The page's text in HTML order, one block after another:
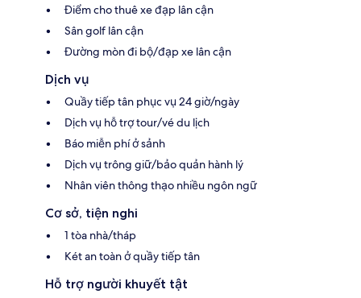
Điểm cho thuê xe đạp lân cận
Sân golf lân cận
Đường mòn đi bộ/đạp xe lân cận
Dịch vụ
Quầy tiếp tân phục vụ 24 giờ/ngày
Dịch vụ hỗ trợ tour/vé du lịch
Báo miễn phí ở sảnh
Dịch vụ trông giữ/bảo quản hành lý
Nhân viên thông thạo nhiều ngôn ngữ
Cơ sở, tiện nghi
1 tòa nhà/tháp
Két an toàn ở quầy tiếp tân
Hỗ trợ người khuyết tật